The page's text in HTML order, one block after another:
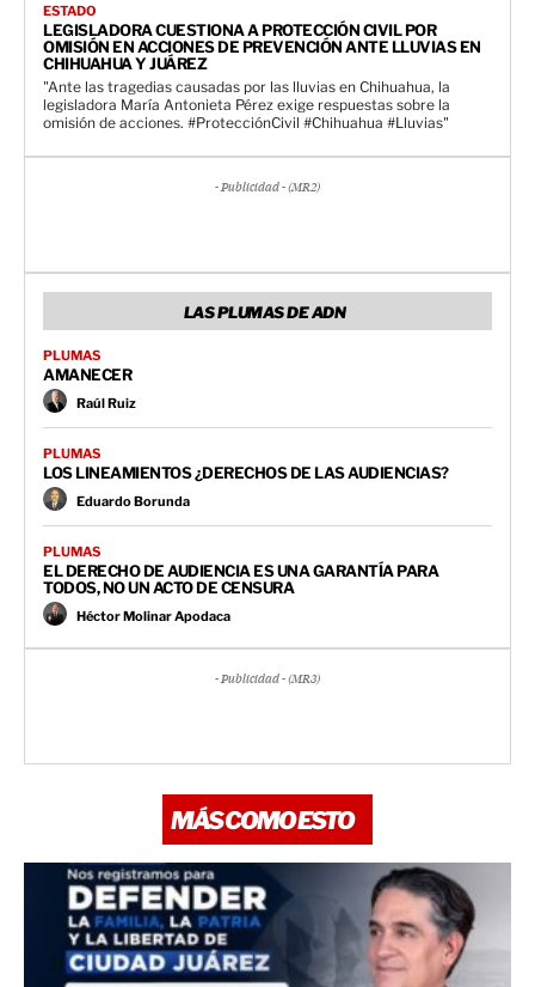
ESTADO
LEGISLADORA CUESTIONA A PROTECCIÓN CIVIL POR
OMISIÓN EN ACCIONES DE PREVENCIÓN ANTE LLUVIAS EN
CHIHUAHUA Y JUÁREZ
"Ante las tragedias causadas por las lluvias en Chihuahua, la
legisladora María Antonieta Pérez exige respuestas sobre la
omisión de acciones. #ProtecciónCivil #Chihuahua #Lluvias"
- Publicidad - (MR2)
LAS PLUMAS DE ADN
PLUMAS
AMANECER
Raúl Ruiz
PLUMAS
LOS LINEAMIENTOS ¿DERECHOS DE LAS AUDIENCIAS?
Eduardo Borunda
PLUMAS
EL DERECHO DE AUDIENCIA ES UNA GARANTÍA PARA
TODOS, NO UN ACTO DE CENSURA
Héctor Molinar Apodaca
- Publicidad - (MR3)
MÁS COMO ESTO